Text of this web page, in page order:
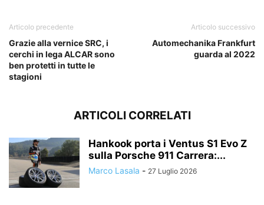
Articolo precedente
Grazie alla vernice SRC, i
cerchi in lega ALCAR sono
ben protetti in tutte le
stagioni
Articolo successivo
Automechanika Frankfurt
guarda al 2022
ARTICOLI CORRELATI
Hankook porta i Ventus S1 Evo Z
sulla Porsche 911 Carrera:...
Marco Lasala - 27 Luglio 2026